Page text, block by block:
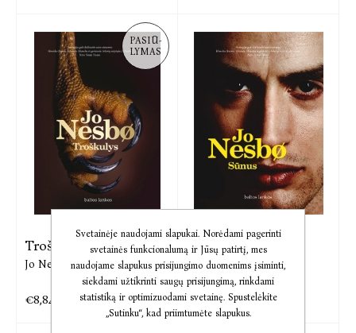
PASIŪ-
LYMAS
Troškulys
Jo Nesbø
€8,84 €10,78
El. knyga Sūnus
Jo Nesbø
€6,46 €8,07
Svetainėje naudojami slapukai. Norėdami pagerinti
svetainės funkcionalumą ir Jūsų patirtį, mes
naudojame slapukus prisijungimo duomenims įsiminti,
siekdami užtikrinti saugų prisijungimą, rinkdami
statistiką ir optimizuodami svetainę. Spustelėkite
„Sutinku“, kad priimtumėte slapukus.